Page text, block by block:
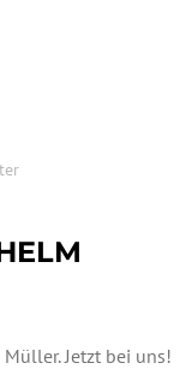
Jetzt bei uns!